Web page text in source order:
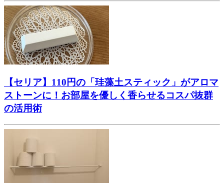
【セリア】110円の「珪藻土スティック」がアロマ
ストーンに！お部屋を優しく香らせるコスパ抜群
の活用術